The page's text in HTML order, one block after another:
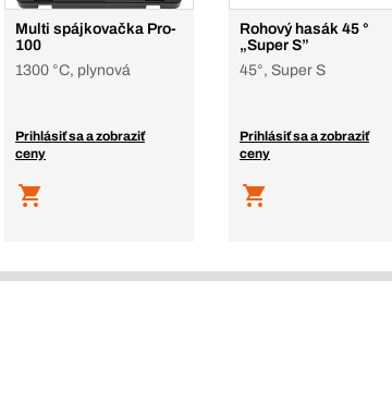
Multi spájkovačka Pro-
100
1300 °C, plynová
Prihlásiť sa a zobraziť
ceny
Rohový hasák 45 °
„Super S”
45°, Super S
Prihlásiť sa a zobraziť
ceny